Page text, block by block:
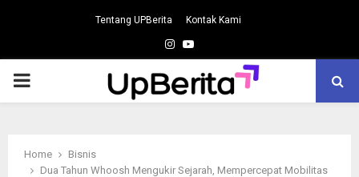
Tentang UPBerita Kontak Kami
Instagram
Youtube
PRIMARY
Home
Bisnis
Dua Tahun Whoosh Mengukir Sejarah, Mempercepat Mobilitas